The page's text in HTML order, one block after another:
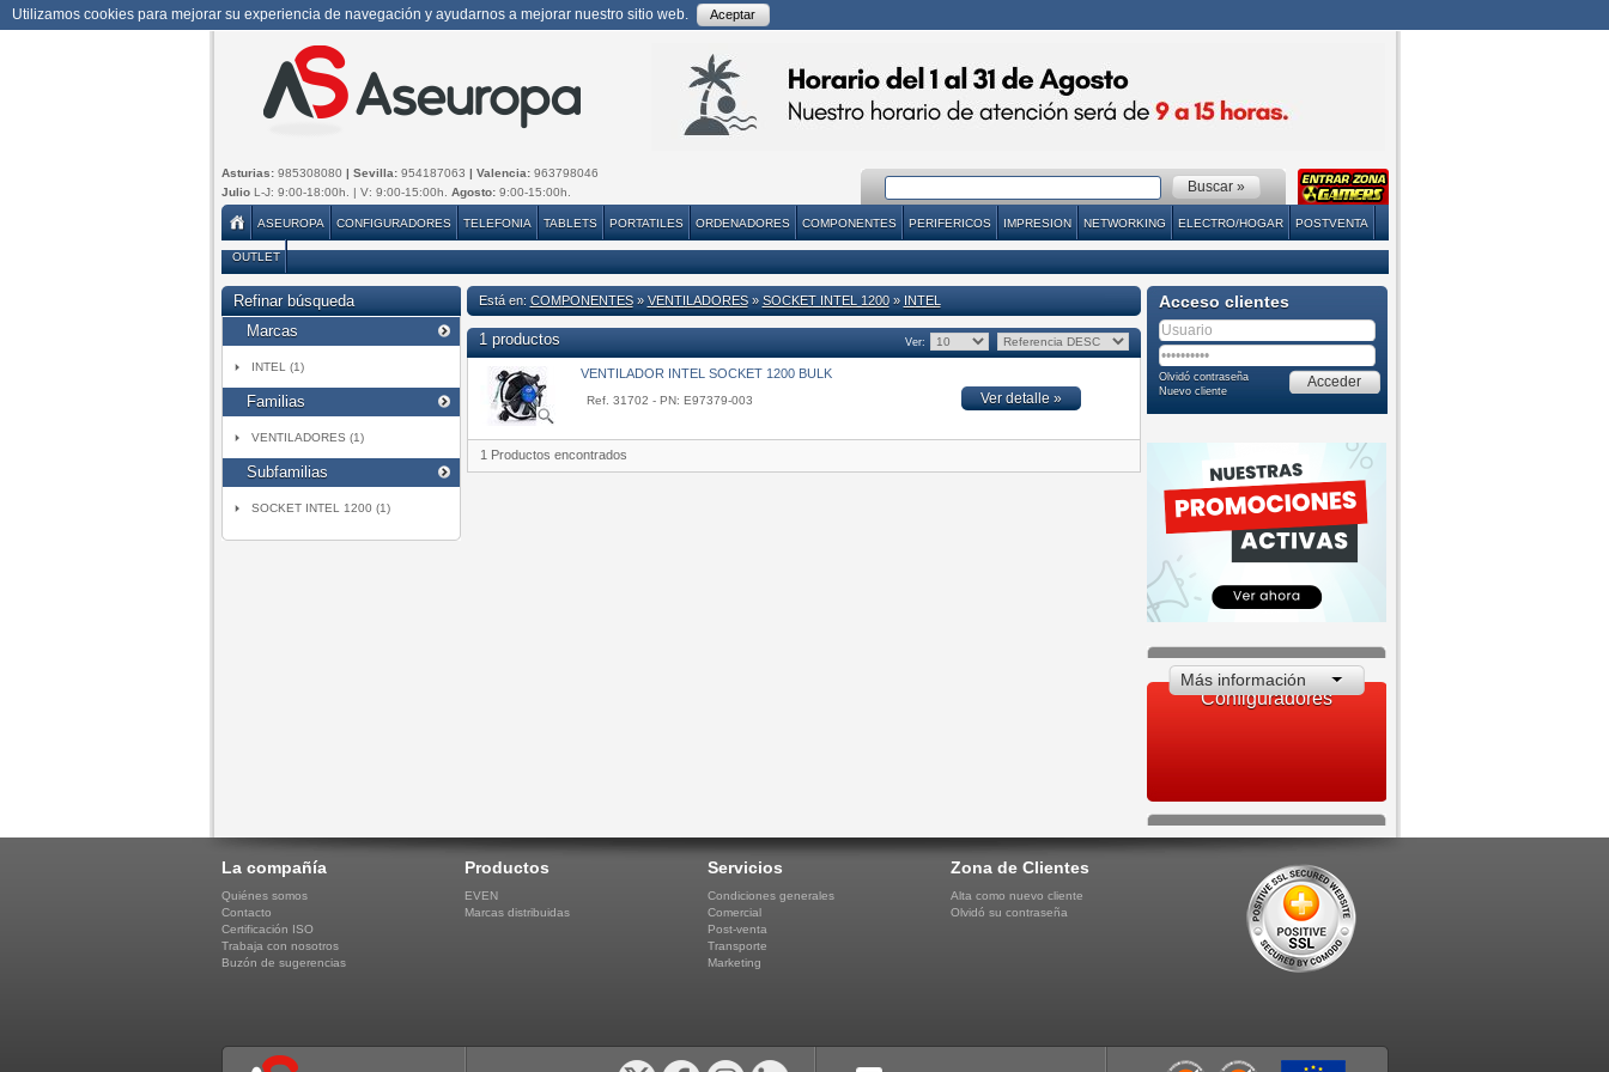
Utilizamos cookies para mejorar su experiencia de navegación y ayudarnos a mejorar nuestro sitio web. Aceptar
Asturias: 985308080 | Sevilla: 954187063 | Valencia: 963798046
JulioL-J: 9:00-18:00h. | V: 9:00-15:00h. Agosto:9:00-15:00h.
ASEUROPA CONFIGURADORES TELEFONIA TABLETS PORTATILES ORDENADORES COMPONENTES PERIFERICOS IMPRESION NETWORKING ELECTRO/HOGAR POSTVENTA
OUTLET
Refinar búsqueda
Marcas
INTEL (1)
Familias
VENTILADORES (1)
Subfamilias
SOCKET INTEL 1200 (1)
Está en: COMPONENTES» VENTILADORES» SOCKET INTEL 1200» INTEL
1 productos Ver:
VENTILADOR INTEL SOCKET 1200 BULK
Ref. 31702 - PN: E97379-003 Ver detalle »
1 Productos encontrados
Acceso clientes
Olvidó contraseña
Nuevo cliente
Configuradores
Más información
La compañía
Quiénes somos
Contacto
Certificación ISO
Trabaja con nosotros
Buzón de sugerencias
Productos
EVEN
Marcas distribuidas
Servicios
Condiciones generales
Comercial
Post-venta
Transporte
Marketing
Zona de Clientes
Alta como nuevo cliente
Olvidó su contraseña